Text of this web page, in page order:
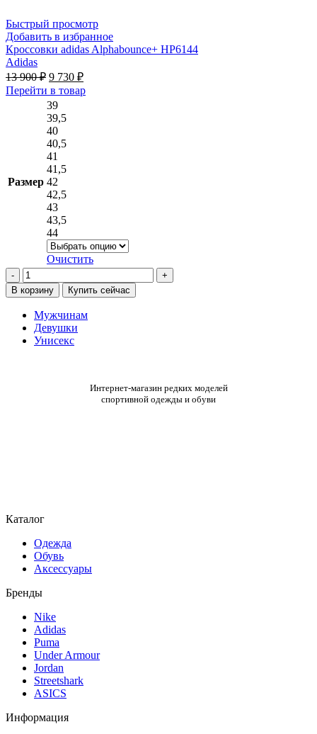
VENTO
3.0
IH2281
Быстрый просмотр
Добавить в избранное
Кроссовки adidas Alphabounce+ HP6144
Adidas
13 900₽ Первоначальная
цена
составляла
13 900 ₽.
9 730 ₽Текущая
цена:
Перейти в товарЭтот
Размер
39
39,5
40
40,5
41
41,5
42
42,5
43
43,5
44
Очистить
Количество
товара
Кроссовки
adidas
Alphabounce+
HP6144
В корзину Купить сейчас
Мужчинам
Девушки
Унисекс
Интернет-магазин редких моделей
спортивной одежды и обуви
Каталог
Одежда
Обувь
Аксессуары
Бренды
Nike
Adidas
Puma
Under Armour
Jordan
Streetshark
ASICS
Информация